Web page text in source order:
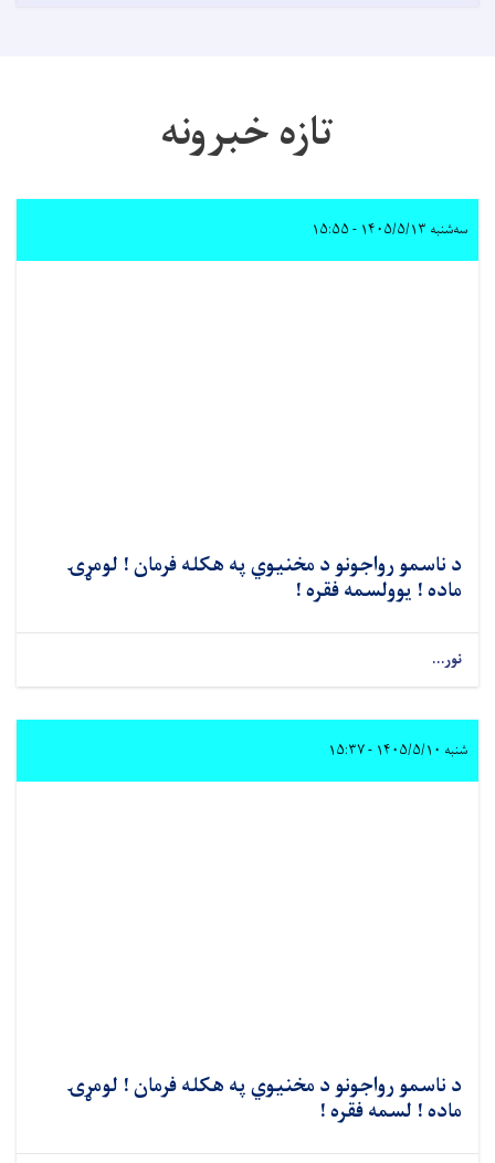
تازه خبرونه
سه‌شنبه ۱۴۰۵/۵/۱۳ - ۱۵:۵۵
د ناسمو رواجونو د مخنیوي په هکله فرمان ! لومړۍ
ماده ! یوولسمه فقره !
نور...
شنبه ۱۴۰۵/۵/۱۰ - ۱۵:۳۷
د ناسمو رواجونو د مخنیوي په هکله فرمان ! لومړۍ
ماده ! لسمه فقره !